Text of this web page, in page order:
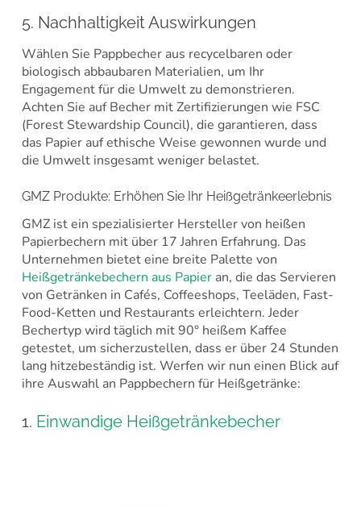
5. Nachhaltigkeit Auswirkungen
Wählen Sie Pappbecher aus recycelbaren oder
biologisch abbaubaren Materialien, um Ihr
Engagement für die Umwelt zu demonstrieren.
Achten Sie auf Becher mit Zertifizierungen wie FSC
(Forest Stewardship Council), die garantieren, dass
das Papier auf ethische Weise gewonnen wurde und
die Umwelt insgesamt weniger belastet.
GMZ Produkte: Erhöhen Sie Ihr Heißgetränkeerlebnis
GMZ ist ein spezialisierter Hersteller von heißen
Papierbechern mit über 17 Jahren Erfahrung. Das
Unternehmen bietet eine breite Palette von
Heißgetränkebechern aus Papieran, die das Servieren
von Getränken in Cafés, Coffeeshops, Teeläden, Fast-
Food-Ketten und Restaurants erleichtern. Jeder
Bechertyp wird täglich mit 90° heißem Kaffee
getestet, um sicherzustellen, dass er über 24 Stunden
lang hitzebeständig ist. Werfen wir nun einen Blick auf
ihre Auswahl an Pappbechern für Heißgetränke:
1. Einwandige Heißgetränkebecher